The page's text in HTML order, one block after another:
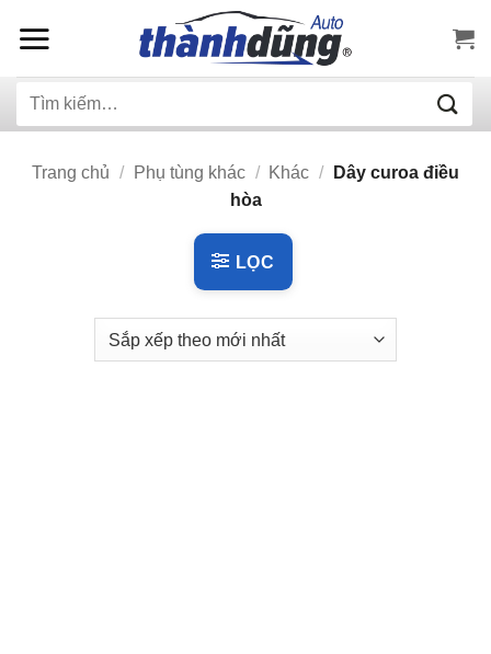
qua
dung
Tìm
Trang chủ / Phụ tùng khác / Khác /
Dây curoa điều
hòa
LỌC